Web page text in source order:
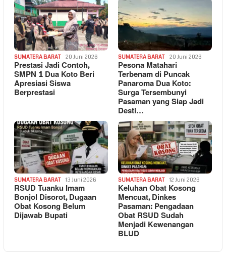
SUMATERA BARAT 20 Juni 2026
Prestasi Jadi Contoh,
SMPN 1 Dua Koto Beri
Apresiasi Siswa
Berprestasi
SUMATERA BARAT 20 Juni 2026
Pesona Matahari
Terbenam di Puncak
Panaroma Dua Koto:
Surga Tersembunyi
Pasaman yang Siap Jadi
Desti…
SUMATERA BARAT 13 Juni 2026
RSUD Tuanku Imam
Bonjol Disorot, Dugaan
Obat Kosong Belum
Dijawab Bupati
SUMATERA BARAT 12 Juni 2026
Keluhan Obat Kosong
Mencuat, Dinkes
Pasaman: Pengadaan
Obat RSUD Sudah
Menjadi Kewenangan
BLUD